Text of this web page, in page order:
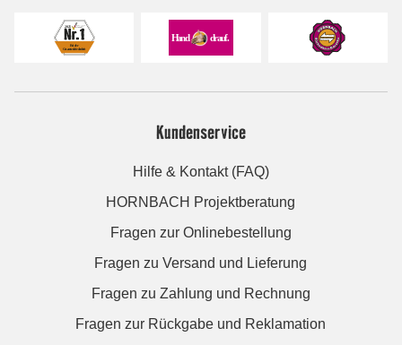
Kundenservice
Hilfe & Kontakt (FAQ)
HORNBACH Projektberatung
Fragen zur Onlinebestellung
Fragen zu Versand und Lieferung
Fragen zu Zahlung und Rechnung
Fragen zur Rückgabe und Reklamation